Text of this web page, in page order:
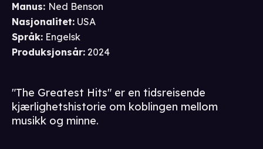
Manus: Ned Benson
Nasjonalitet: USA
Språk: Engelsk
Produksjonsår: 2024
"The Greatest Hits" er en tidsreisende
kjærlighetshistorie om koblingen mellom
musikk og minne.